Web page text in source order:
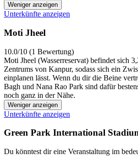
Weniger anzeigen
Unterkünfte anzeigen
Moti Jheel
10.0/10 (1 Bewertung)
Moti Jheel (Wasserreservat) befindet sich
Zentrums von Kanpur, sodass sich ein
einplanen lässt. Wenn du dir die Beine
Bagh und Nana Rao Park sind dafür
noch ganz in der Nähe.
Weniger anzeigen
Unterkünfte anzeigen
Green Park International
Du könntest dir eine Veranstaltung im